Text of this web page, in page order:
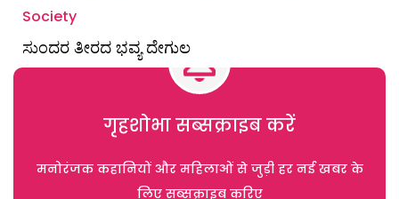
Society
ಸುಂದರ ತೀರದ ಭವ್ಯ ದೇಗುಲ
गृहशोभा सब्सक्राइब करें
मनोरंजक कहानियों और महिलाओं से जुड़ी हर नई खबर के
लिए सब्सक्राइब करिए